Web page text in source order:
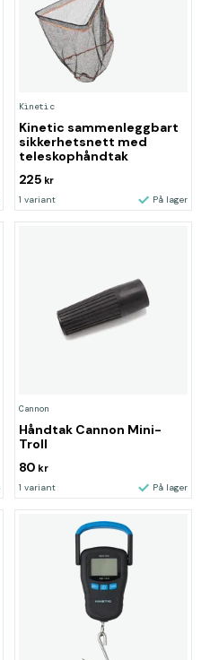
Kinetic
Kinetic sammenleggbart
sikkerhetsnett med
teleskophåndtak
225 kr
1 variant På lager
Cannon
Håndtak Cannon Mini-
Troll
80 kr
1 variant På lager